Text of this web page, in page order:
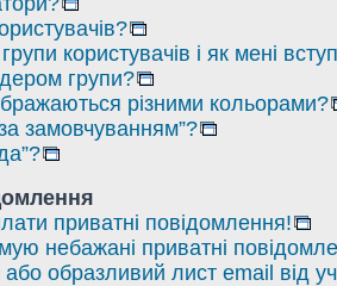
користувачів і як мені
групи?
різними кольорами?
замовчуванням”?
приватні повідомлення!
небажані приватні
образливий лист email від